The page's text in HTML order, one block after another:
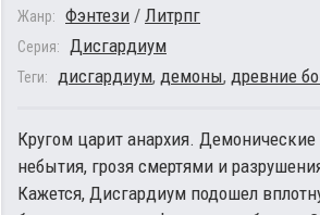
Жанр: Фэнтези / Литрпг
Серия: Дисгардиум
Теги: дисгардиум, демоны, древние
Кругом царит анархия.
небытия, грозя смертями и
Кажется, Дисгардиум подошел